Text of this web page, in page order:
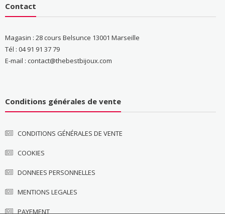
Contact
Magasin : 28 cours Belsunce 13001 Marseille
Tél : 04 91 91 37 79
E-mail : contact@thebestbijoux.com
Conditions générales de vente
CONDITIONS GÉNÉRALES DE VENTE
COOKIES
DONNEES PERSONNELLES
MENTIONS LEGALES
PAYEMENT